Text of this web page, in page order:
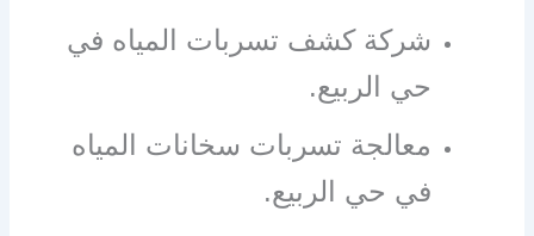
شركة كشف تسربات المياه في
حي الربيع.
معالجة تسربات سخانات المياه
في حي الربيع.